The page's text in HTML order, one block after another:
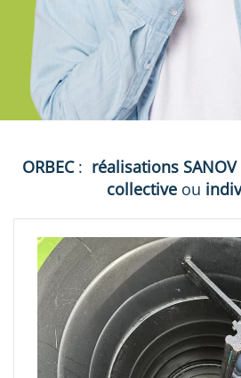
ORBEC : réalisations
collective ou